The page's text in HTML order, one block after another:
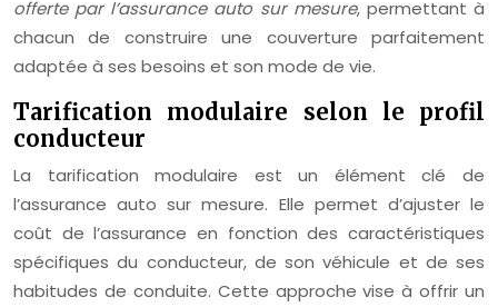
offerte par l’assurance auto sur mesure, permettant à
chacun de construire une couverture parfaitement
adaptée à ses besoins et son mode de vie.
Tarification modulaire selon le profil
conducteur
La tarification modulaire est un élément clé de
l’assurance auto sur mesure. Elle permet d’ajuster le
coût de l’assurance en fonction des caractéristiques
spécifiques du conducteur, de son véhicule et de ses
habitudes de conduite. Cette approche vise à offrir un